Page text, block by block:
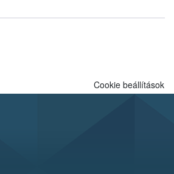
lehetőség a károsító elleni további
elérhető és ökológiai termesztésben is
Cookie beállítások